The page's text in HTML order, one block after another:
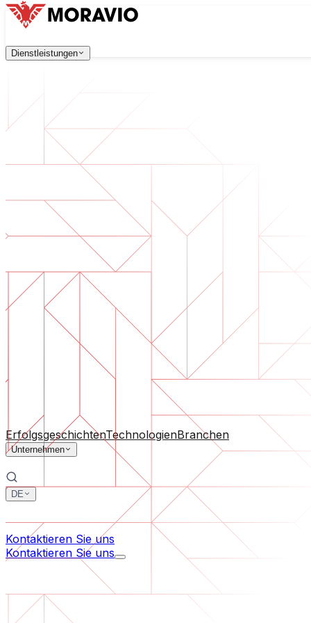
Dienstleistungen
Softwareentwicklung
Webanwendungen, die skalierbar, sicher und
Digitale Transformation
Digitalisieren Sie Ihr Unternehmen. Bereiten Sie sich auf
KI-Softwareentwicklung
Maßgeschneiderte KI-Tools, integriert in Ihre Prozesse.
Produktentwicklung
Von der Idee zum fertigen Produkt — Design,
Technische Due Diligence
Qualitätsbewertung und Risikoidentifikation in Ihrer
Software-Support
Laufende Wartung oder Rettung eines Projekts, das aus
Nach Unternehmensgröße
Für mittelständische Unternehmen
Alle Dienstleistungen
ErfolgsgeschichtenTechnologienBranchen
Unternehmen
DE
Kontaktieren Sie uns
Kontaktieren Sie uns
English
Kontaktieren Sie uns